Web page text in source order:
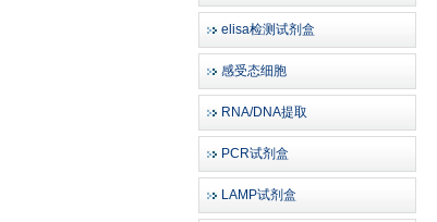
elisa检测试剂盒
感受态细胞
RNA/DNA提取
PCR试剂盒
LAMP试剂盒